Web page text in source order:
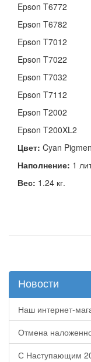
Epson T6772
Epson T6782
Epson T7012
Epson T7022
Epson T7032
Epson T7112
Epson T2002
Epson T200XL2
Цвет: Cyan
Наполнение: 1
Вес: 1.24 кг.
Новости
Наш интернет-
Отмена
С Наступающим